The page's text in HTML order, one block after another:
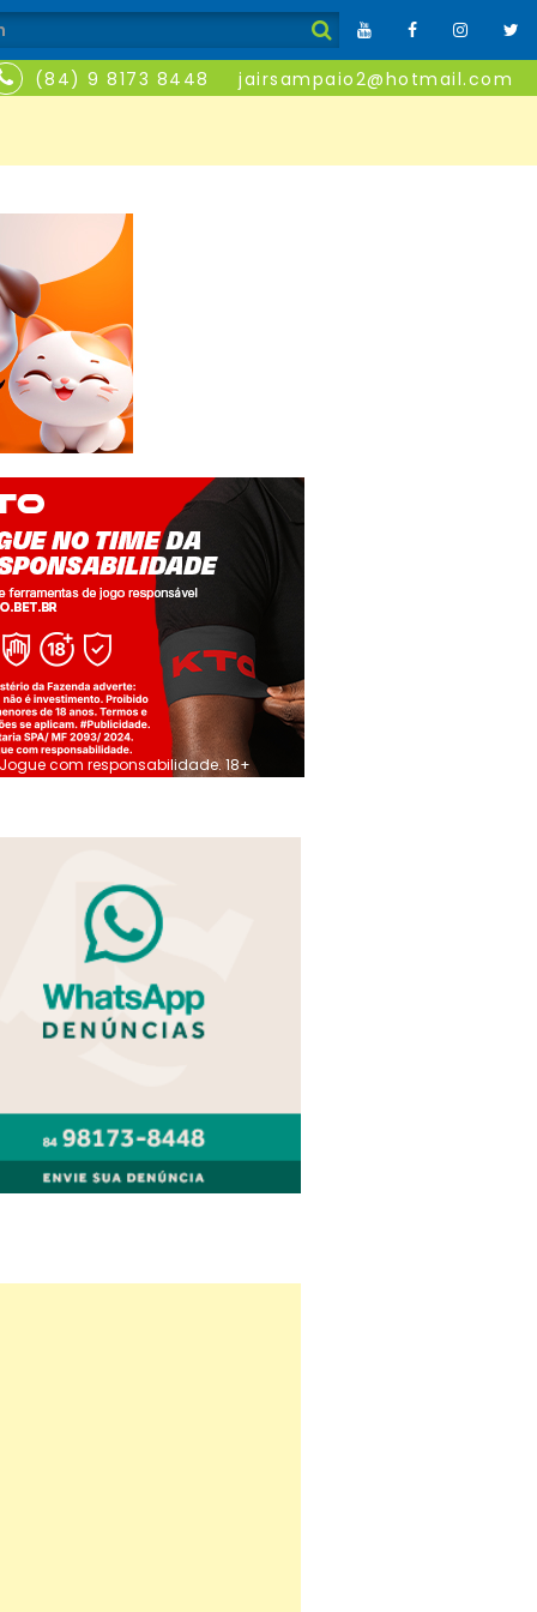
(84) 9 8173 8448 jairsampaio2@hotmail.com
Jogue com responsabilidade. 18+